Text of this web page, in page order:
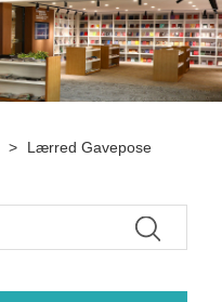
> Lærred Gavepose